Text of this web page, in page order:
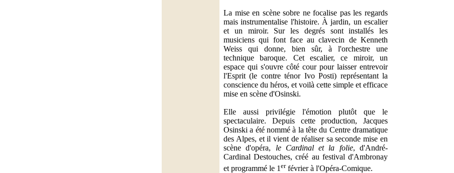
La mise en scène sobre ne focalise pas les regards
mais instrumentalise l'histoire. À jardin, un escalier
et un miroir. Sur les degrés sont installés les
musiciens qui font face au clavecin de Kenneth
Weiss qui donne, bien sûr, à l'orchestre une
technique baroque. Cet escalier, ce miroir, un
espace qui s'ouvre côté cour pour laisser entrevoir
l'Esprit (le contre ténor Ivo Posti) représentant la
conscience du héros, et voilà cette simple et efficace
mise en scène d'Osinski.
Elle aussi privilégie l'émotion plutôt que le
spectaculaire. Depuis cette production, Jacques
Osinski a été nommé à la tête du Centre dramatique
des Alpes, et il vient de réaliser sa seconde mise en
scène d'opéra, le Cardinal et la folie, d'André-
Cardinal Destouches, créé au festival d'Ambronay
et programmé le 1 erfévrier à l'Opéra-Comique.